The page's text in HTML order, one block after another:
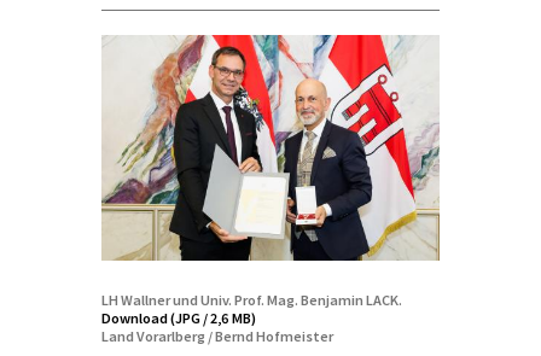
LH Wallner und Univ. Prof. Mag. Benjamin LACK.
Download (JPG / 2,6 MB)
Land Vorarlberg / Bernd Hofmeister